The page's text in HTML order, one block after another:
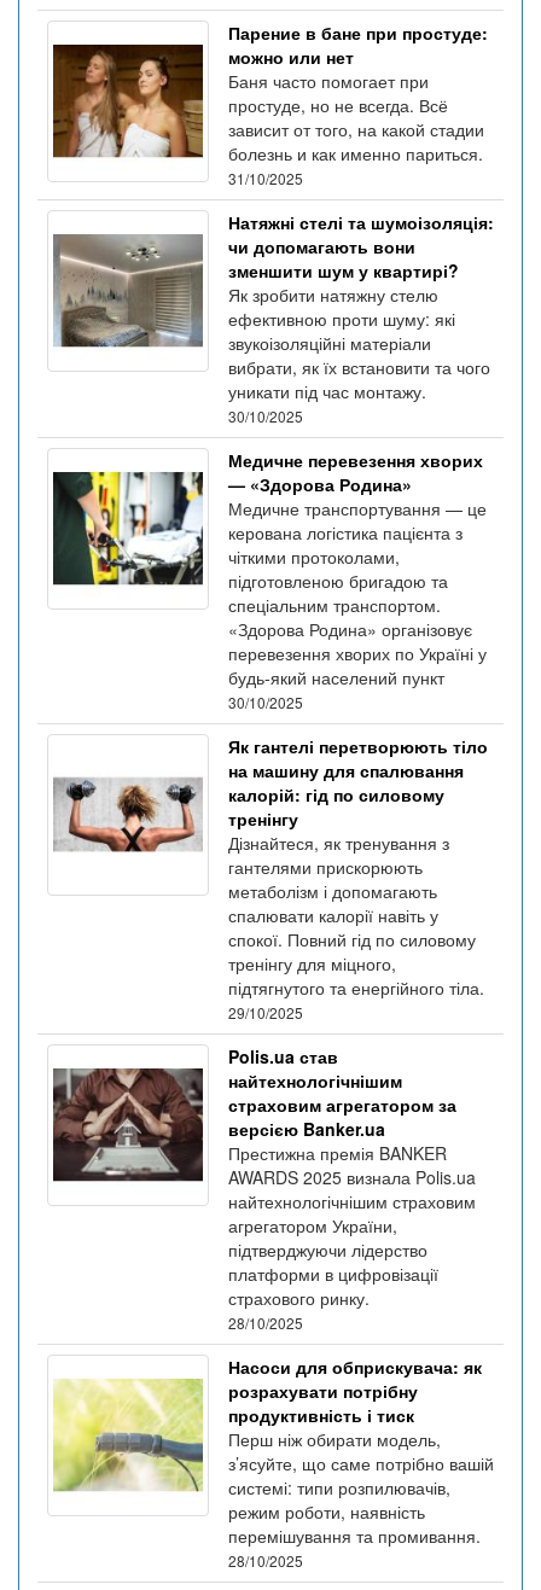
Парение в бане при простуде:
можно или нет
Баня часто помогает при
простуде, но не всегда. Всё
зависит от того, на какой стадии
болезнь и как именно париться.
31/10/2025
Натяжні стелі та шумоізоляція:
чи допомагають вони
зменшити шум у квартирі?
Як зробити натяжну стелю
ефективною проти шуму: які
звукоізоляційні матеріали
вибрати, як їх встановити та чого
уникати під час монтажу.
30/10/2025
Медичне перевезення хворих
— «Здорова Родина»
Медичне транспортування — це
керована логістика пацієнта з
чіткими протоколами,
підготовленою бригадою та
спеціальним транспортом.
«Здорова Родина» організовує
перевезення хворих по Україні у
будь-який населений пункт
30/10/2025
Як гантелі перетворюють тіло
на машину для спалювання
калорій: гід по силовому
тренінгу
Дізнайтеся, як тренування з
гантелями прискорюють
метаболізм і допомагають
спалювати калорії навіть у
спокої. Повний гід по силовому
тренінгу для міцного,
підтягнутого та енергійного тіла.
29/10/2025
Polis.ua став
найтехнологічнішим
страховим агрегатором за
версією Banker.ua
Престижна премія BANKER
AWARDS 2025 визнала Polis.ua
найтехнологічнішим страховим
агрегатором України,
підтверджуючи лідерство
платформи в цифровізації
страхового ринку.
28/10/2025
Насоси для обприскувача: як
розрахувати потрібну
продуктивність і тиск
Перш ніж обирати модель,
з’ясуйте, що саме потрібно вашій
системі: типи розпилювачів,
режим роботи, наявність
перемішування та промивання.
28/10/2025